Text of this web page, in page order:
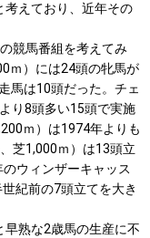
考えており、近年その
競馬番組を考えてみ
ｍ）には24頭の牝馬が
馬は10頭だった。チェ
り8頭多い15頭で実施
ｍ）は1974年よりも
芝1,000ｍ）は13頭立
ウィンザーキャッス
紀前の7頭立てを大き
熟な2歳馬の生産に不